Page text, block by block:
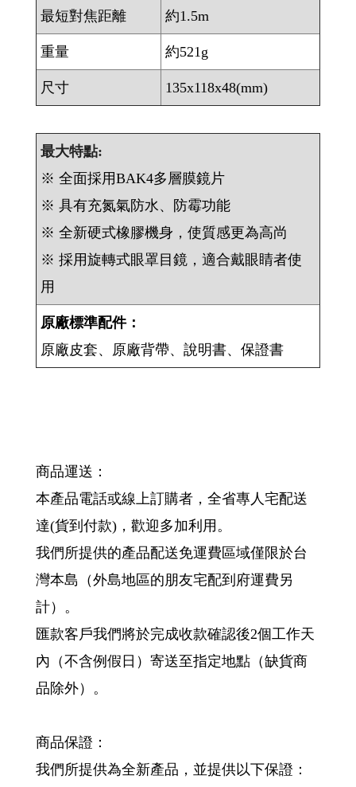
最短對焦距離 約1.5m
重量 約521g
尺寸 135x118x48(mm)
最大特點:
※ 全面採用BAK4多層膜鏡片
※ 具有充氮氣防水、防霉功能
※ 全新硬式橡膠機身，使質感更為高尚
※ 採用旋轉式眼罩目鏡，適合戴眼睛者使
用
原廠標準配件：
原廠皮套、原廠背帶、說明書、保證書
商品運送：
本產品電話或線上訂購者，全省專人宅配送
達(貨到付款)，歡迎多加利用。
我們所提供的產品配送免運費區域僅限於台
灣本島（外島地區的朋友宅配到府運費另
計）。
匯款客戶我們將於完成收款確認後2個工作天
內（不含例假日）寄送至指定地點（缺貨商
品除外）。
商品保證：
我們所提供為全新產品，並提供以下保證：